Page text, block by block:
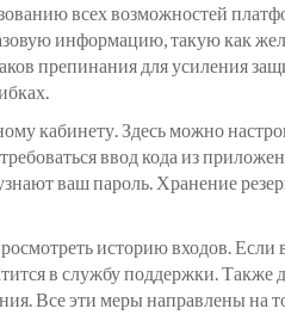
всех возможностей
информацию, такую как
препинания для усиления
кабинету. Здесь можно
ввод кода из
ваш пароль. Хранение
историю входов. Если
в службу поддержки.
Все эти меры направлены на